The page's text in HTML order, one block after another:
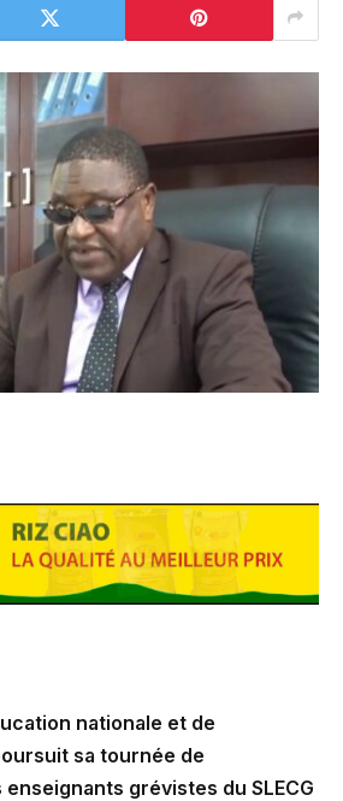
nationale et de
sa tournée de
grévistes du SLECG